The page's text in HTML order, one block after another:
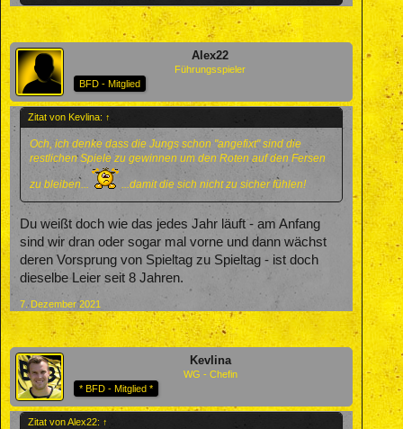
Alex22
Führungsspieler
BFD - Mitglied
Zitat von Kevlina: ↑
Och, ich denke dass die Jungs schon "angefixt" sind die
restlichen Spiele zu gewinnen um den Roten auf den Fersen
zu bleiben... ...damit die sich nicht zu sicher fühlen!
Du weißt doch wie das jedes Jahr läuft - am Anfang
sind wir dran oder sogar mal vorne und dann wächst
deren Vorsprung von Spieltag zu Spieltag - ist doch
dieselbe Leier seit 8 Jahren.
7. Dezember 2021
Kevlina
WG - Chefin
* BFD - Mitglied *
Zitat von Alex22: ↑